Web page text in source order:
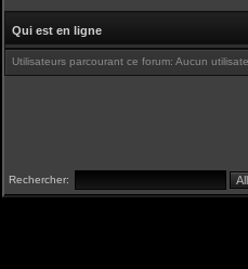
Qui est en ligne
Utilisateurs parcourant ce forum: Aucun
Rechercher: